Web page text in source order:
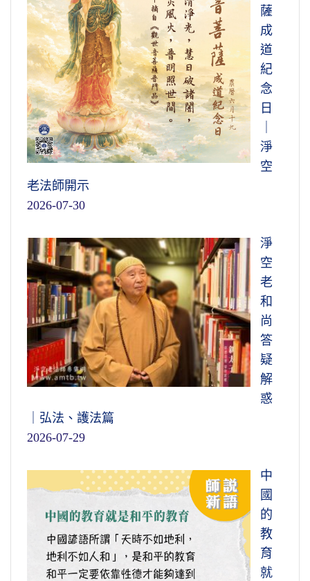
薩
成
道
紀
念
日
淨
空
老法師開示
2026-07-30
淨
空
老
和
尚
答
疑
解
惑
｜弘法、護法篇
2026-07-29
中
國
的
教
育
就